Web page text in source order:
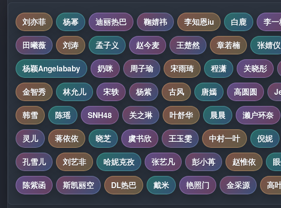
刘亦菲 杨幂 迪丽热巴 鞠婧祎 李知恩iu 白鹿 李一
田曦薇 刘涛 孟子义 赵今麦 王楚然 章若楠 张婧仪
杨颖Angelababy 奶咪 周子瑜 宋雨琦 程潇 关晓彤
金智秀 林允儿 宋轶 杨紫 古风 唐嫣 高圆圆
韩雪 陈瑶 SNH48 关之琳 叶舒华 晨晨 濑户环奈
灵儿 蒋依依 晓芝 虞书欣 王玉雯 中村一叶 倪妮
孔雪儿 刘艺非 哈妮克孜 张艺凡 彭小苒 赵惟依
陈紫函 斯凯丽空 DL热巴 戴米 艳照门 金采源 高